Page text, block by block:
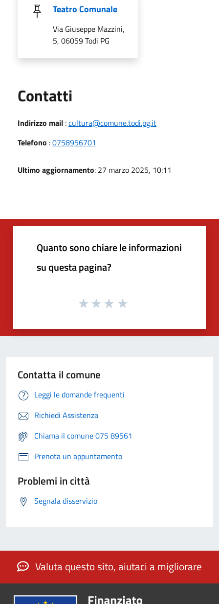
Teatro Comunale
Via Giuseppe Mazzini,
5, 06059 Todi PG
Contatti
Indirizzo mail :cultura@comune.todi.pg.it
Telefono :0758956701
Ultimo aggiornamento: 27 marzo 2025, 10:11
Quanto sono chiare le informazioni
su questa pagina?
Contatta il comune
Leggi le domande frequenti
Richiedi Assistenza
Chiama il comune 075 89561
Prenota un appuntamento
Problemi in città
Segnala disservizio
Valuta questo sito, aiutaci a migliorare